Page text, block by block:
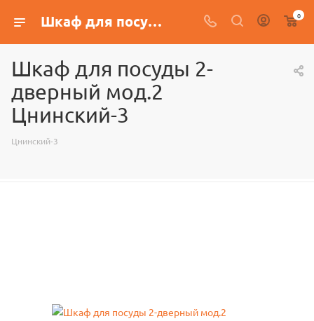
Шкаф для посуды 2-дверный мод.2 Цнинский-3 0
Шкаф для посуды 2-
дверный мод.2
Цнинский-3
Цнинский-3